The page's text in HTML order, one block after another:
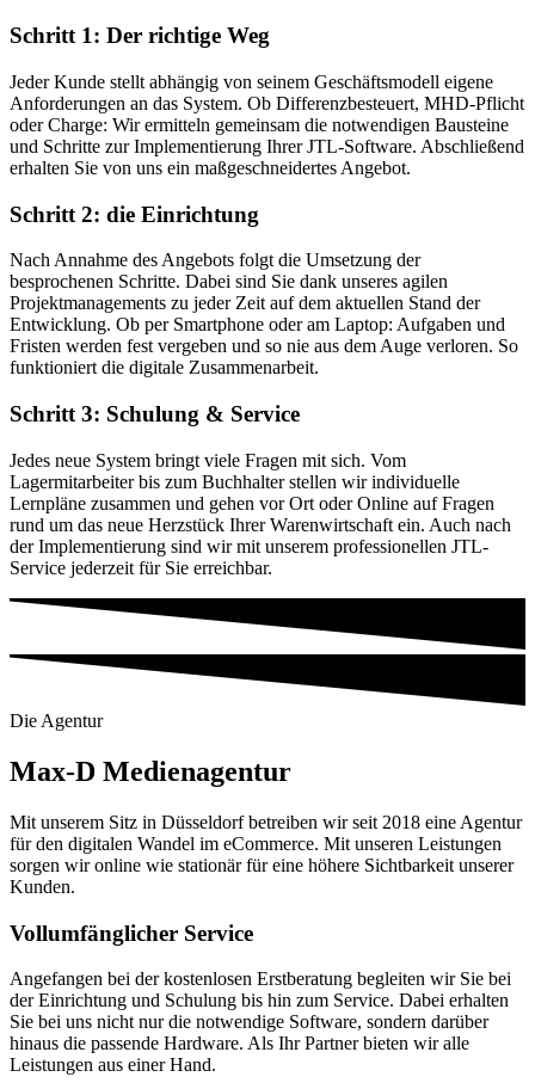
Schritt 1: Der richtige Weg
Jeder Kunde stellt abhängig von seinem Geschäftsmodell eigene
Anforderungen an das System. Ob Differenzbesteuert, MHD-Pflicht
oder Charge: Wir ermitteln gemeinsam die notwendigen Bausteine
und Schritte zur Implementierung Ihrer JTL-Software. Abschließend
erhalten Sie von uns ein maßgeschneidertes Angebot.
Schritt 2: die Einrichtung
Nach Annahme des Angebots folgt die Umsetzung der
besprochenen Schritte. Dabei sind Sie dank unseres agilen
Projektmanagements zu jeder Zeit auf dem aktuellen Stand der
Entwicklung. Ob per Smartphone oder am Laptop: Aufgaben und
Fristen werden fest vergeben und so nie aus dem Auge verloren. So
funktioniert die digitale Zusammenarbeit.
Schritt 3: Schulung & Service
Jedes neue System bringt viele Fragen mit sich. Vom
Lagermitarbeiter bis zum Buchhalter stellen wir individuelle
Lernpläne zusammen und gehen vor Ort oder Online auf Fragen
rund um das neue Herzstück Ihrer Warenwirtschaft ein. Auch nach
der Implementierung sind wir mit unserem professionellen JTL-
Service jederzeit für Sie erreichbar.
Die Agentur
Max-D Medienagentur
Mit unserem Sitz in Düsseldorf betreiben wir seit 2018 eine Agentur
für den digitalen Wandel im eCommerce. Mit unseren Leistungen
sorgen wir online wie stationär für eine höhere Sichtbarkeit unserer
Kunden.
Vollumfänglicher Service
Angefangen bei der kostenlosen Erstberatung begleiten wir Sie bei
der Einrichtung und Schulung bis hin zum Service. Dabei erhalten
Sie bei uns nicht nur die notwendige Software, sondern darüber
hinaus die passende Hardware. Als Ihr Partner bieten wir alle
Leistungen aus einer Hand.